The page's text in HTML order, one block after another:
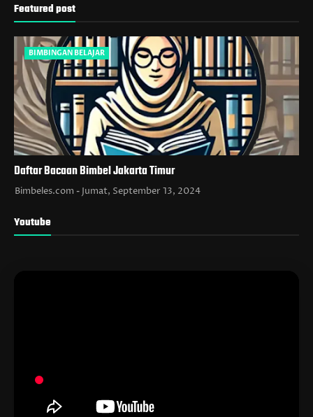
Featured post
BIMBINGAN BELAJAR
Daftar Bacaan Bimbel Jakarta Timur
Bimbeles.com Jumat, September 13, 2024
Youtube